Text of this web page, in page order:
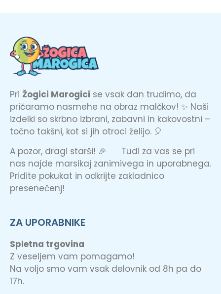
Pri Žogici Marogici se vsak dan trudimo, da
pričaramo nasmehe na obraz malčkov! ✨ Naši
izdelki so skrbno izbrani, zabavni in kakovostni –
točno takšni, kot si jih otroci želijo. 🎈
A pozor, dragi starši! 🎉 Tudi za vas se pri
nas najde marsikaj zanimivega in uporabnega.
Pridite pokukat in odkrijte zakladnico
presenečenj!
ZA UPORABNIKE
Spletna trgovina
Z veseljem vam pomagamo!
Na voljo smo vam vsak delovnik od 8h pa do
17h.